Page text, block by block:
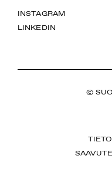
INSTAGRAM
LINKEDIN
©